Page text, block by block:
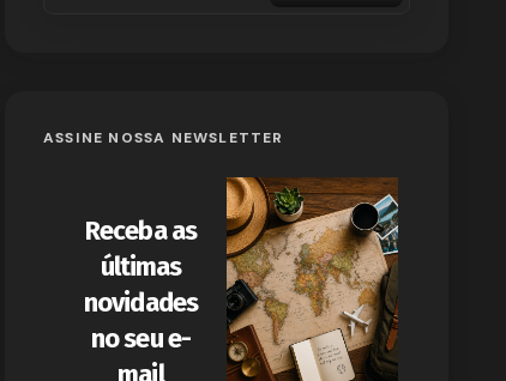
ASSINE NOSSA NEWSLETTER
Receba as
últimas
novidades
no seu e-
mail